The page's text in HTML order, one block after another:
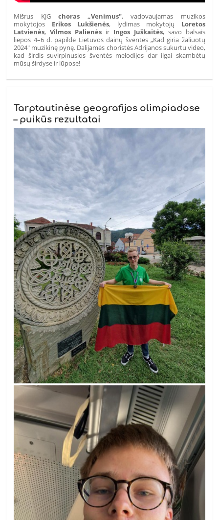
Mišrus KJGchoras „Venimus", vadovaujamas muzikos
mokytojos Erikos Lukšienės, lydimas mokytojų Loretos
Latvienės,Vilmos Palienės ir Ingos Juškaitės, savo balsais
liepos 4–6 d. papildė Lietuvos dainų šventės „Kad giria žaliuotų
2024" muzikinę pynę. Dalijamės choristės Adrijanos sukurtu video,
kad širdis suvirpinusios šventės melodijos dar ilgai skambėtų
mūsų širdyse ir lūpose!
Tarptautinėse geografijos olimpiadose
– puikūs rezultatai